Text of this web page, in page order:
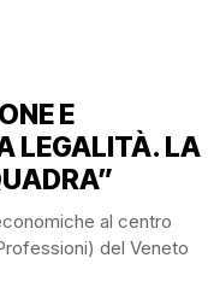
E
LEGALITÀ. LA
al centro
del Veneto